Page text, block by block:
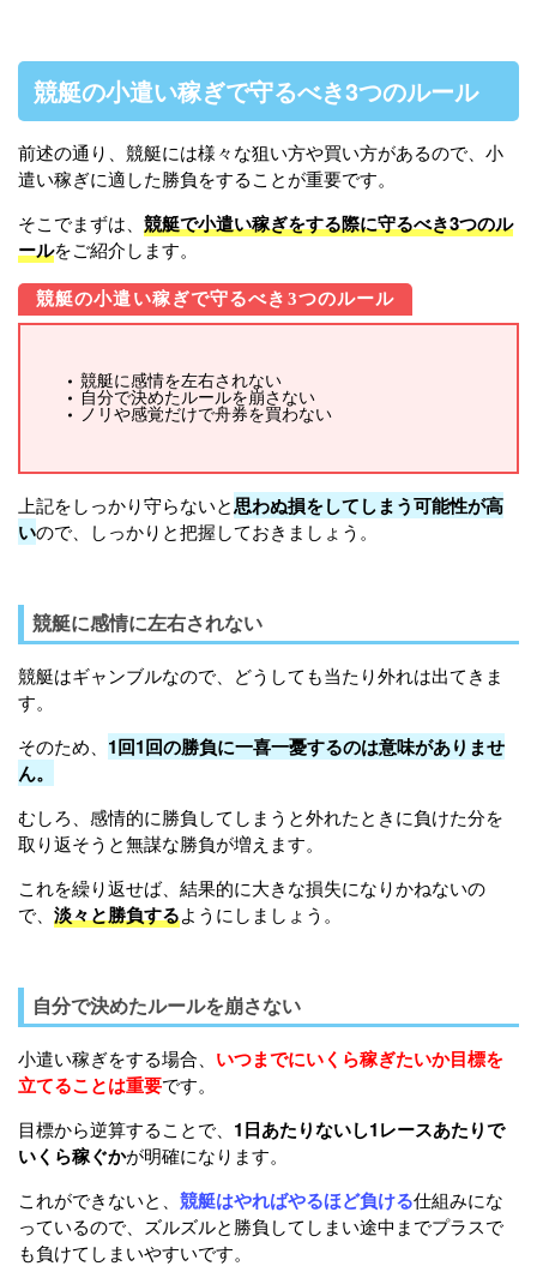
競艇の小遣い稼ぎで守るべき3つのルール
前述の通り、競艇には様々な狙い方や買い方があるので、小
遣い稼ぎに適した勝負をすることが重要です。
そこでまずは、 競艇で小遣い稼ぎをする際に守るべき3つのル
ールをご紹介します。
競艇の小遣い稼ぎで守るべき3つのルール
競艇に感情を左右されない
自分で決めたルールを崩さない
ノリや感覚だけで舟券を買わない
上記をしっかり守らないと思わぬ損をしてしまう可能性が高
いので、しっかりと把握しておきましょう。
競艇に感情に左右されない
競艇はギャンブルなので、どうしても当たり外れは出てきま
す。
そのため、 1回1回の勝負に一喜一憂するのは意味がありませ
ん。
むしろ、感情的に勝負してしまうと外れたときに負けた分を
取り返そうと無謀な勝負が増えます。
これを繰り返せば、結果的に大きな損失になりかねないの
で、 淡々と勝負するようにしましょう。
自分で決めたルールを崩さない
小遣い稼ぎをする場合、 いつまでにいくら稼ぎたいか目標を
立てることは重要です。
目標から逆算することで、 1日あたりないし1レースあたりで
いくら稼ぐかが明確になります。
これができないと、 競艇はやればやるほど負ける仕組みにな
っているので、ズルズルと勝負してしまい途中までプラスで
も負けてしまいやすいです。